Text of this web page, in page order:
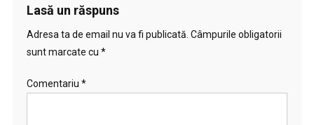
Lasă un răspuns
Adresa ta de email nu va fi publicată. Câmpurile obligatorii
sunt marcate cu *
Comentariu *